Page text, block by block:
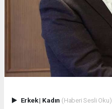
Erkek| Kadın (Haberi Sesli Oku)